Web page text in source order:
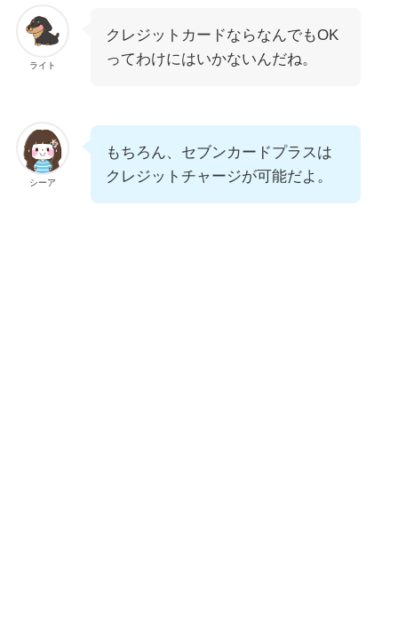
ライト
クレジットカードならなんでもOK
ってわけにはいかないんだね。
シーア
もちろん、セブンカードプラスは
クレジットチャージが可能だよ。